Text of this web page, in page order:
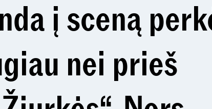
į sceną
nei prieš